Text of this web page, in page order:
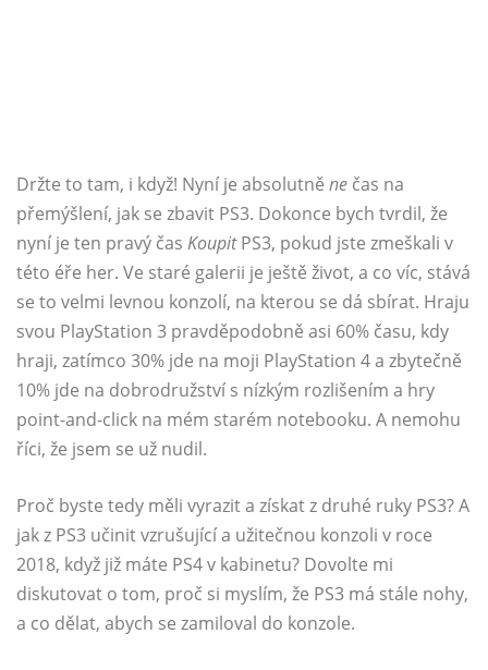
Držte to tam, i když! Nyní je absolutně ne čas na
přemýšlení, jak se zbavit PS3. Dokonce bych tvrdil, že
nyní je ten pravý čas KoupitPS3, pokud jste zmeškali v
této éře her. Ve staré galerii je ještě život, a co víc, stává
se to velmi levnou konzolí, na kterou se dá sbírat. Hraju
svou PlayStation 3 pravděpodobně asi 60% času, kdy
hraji, zatímco 30% jde na moji PlayStation 4 a zbytečně
10% jde na dobrodružství s nízkým rozlišením a hry
point-and-click na mém starém notebooku. A nemohu
říci, že jsem se už nudil.
Proč byste tedy měli vyrazit a získat z druhé ruky PS3? A
jak z PS3 učinit vzrušující a užitečnou konzoli v roce
2018, když již máte PS4 v kabinetu? Dovolte mi
diskutovat o tom, proč si myslím, že PS3 má stále nohy,
a co dělat, abych se zamiloval do konzole.